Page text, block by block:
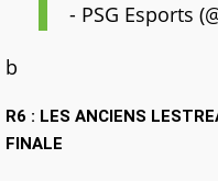
- PSG Esports
b
R6 : LES ANCIENS
FINALE